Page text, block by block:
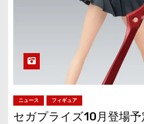
ニュース フィギュア
セガプライズ10月登場予